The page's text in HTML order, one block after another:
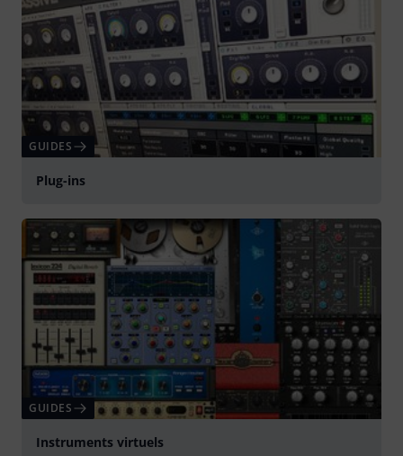
GUIDES
Plug-ins
GUIDES
Instruments virtuels